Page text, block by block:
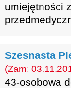
umiejętności
Szesnasta
(Zam:
43-osobowa